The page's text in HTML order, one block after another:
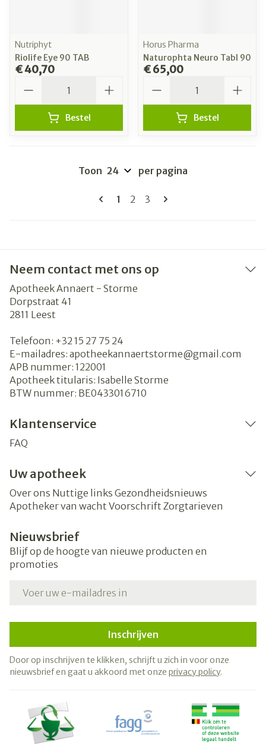
Nutriphyt
Riolife Eye 90 TAB
€ 40,70
Bestel
Horus Pharma
Naturophta Neuro Tabl 90
€ 65,00
Bestel
Pagina's
U lees momenteel pagina
1 Pagina
2 Pagina
3
Toon per pagina
Neem contact met ons op
Apotheek Annaert - Storme
Dorpstraat 41
2811 Leest
Telefoon: +32 15 27 75 24
E-mailadres: apotheekannaertstorme@gmail.com
APB nummer: 122001
Apotheek titularis: Isabelle Storme
BTW nummer: BE0433016710
Klantenservice
FAQ
Uw apotheek
Over ons Nuttige links Gezondheidsnieuws
Apotheker van wacht Voorschrift Zorgtarieven
Nieuwsbrief
Blijf op de hoogte van nieuwe producten en
promoties
Inschrijven
Door op inschrijven te klikken, schrijft u zich in voor onze
nieuwsbrief en gaat u akkoord met onze privacy policy.